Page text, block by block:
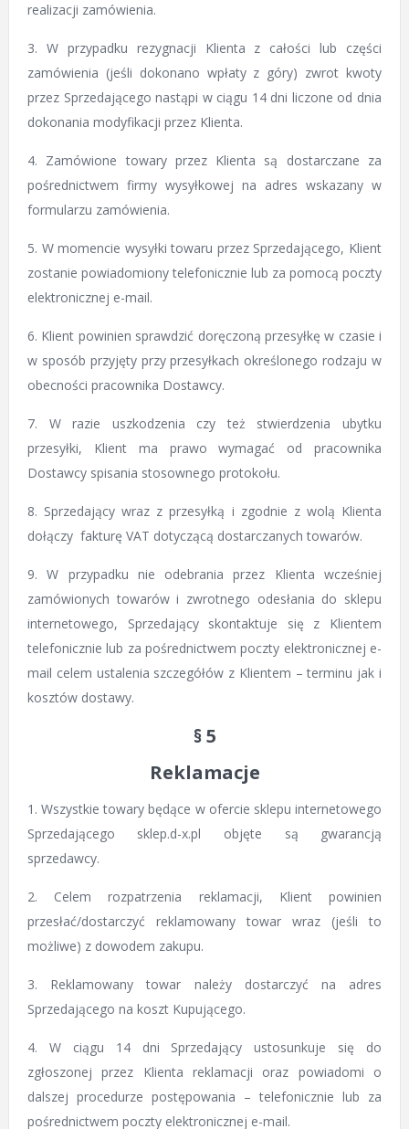
realizacji zamówienia.
3. W przypadku rezygnacji Klienta z całości lub części
zamówienia (jeśli dokonano wpłaty z góry) zwrot kwoty
przez Sprzedającego nastąpi w ciągu 14 dni liczone od dnia
dokonania modyfikacji przez Klienta.
4. Zamówione towary przez Klienta są dostarczane za
pośrednictwem firmy wysyłkowej na adres wskazany w
formularzu zamówienia.
5. W momencie wysyłki towaru przez Sprzedającego, Klient
zostanie powiadomiony telefonicznie lub za pomocą poczty
elektronicznej e-mail.
6. Klient powinien sprawdzić doręczoną przesyłkę w czasie i
w sposób przyjęty przy przesyłkach określonego rodzaju w
obecności pracownika Dostawcy.
7. W razie uszkodzenia czy też stwierdzenia ubytku
przesyłki, Klient ma prawo wymagać od pracownika
Dostawcy spisania stosownego protokołu.
8. Sprzedający wraz z przesyłką i zgodnie z wolą Klienta
dołączy fakturę VAT dotyczącą dostarczanych towarów.
9. W przypadku nie odebrania przez Klienta wcześniej
zamówionych towarów i zwrotnego odesłania do sklepu
internetowego, Sprzedający skontaktuje się z Klientem
telefonicznie lub za pośrednictwem poczty elektronicznej e-
mail celem ustalenia szczegółów z Klientem – terminu jak i
kosztów dostawy.
§ 5
Reklamacje
1. Wszystkie towary będące w ofercie sklepu internetowego
Sprzedającego sklep.d-x.pl objęte są gwarancją
sprzedawcy.
2. Celem rozpatrzenia reklamacji, Klient powinien
przesłać/dostarczyć reklamowany towar wraz (jeśli to
możliwe) z dowodem zakupu.
3. Reklamowany towar należy dostarczyć na adres
Sprzedającego na koszt Kupującego.
4. W ciągu 14 dni Sprzedający ustosunkuje się do
zgłoszonej przez Klienta reklamacji oraz powiadomi o
dalszej procedurze postępowania – telefonicznie lub za
pośrednictwem poczty elektronicznej e-mail.